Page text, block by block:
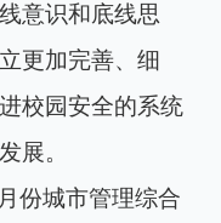
意识和底线思
更加完善、细
校园安全的系统
展。
城市管理综合